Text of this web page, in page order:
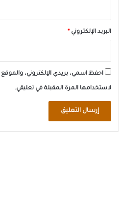
البريد الإلكتروني*
احفظ اسمي، بريدي الإلكتروني،
لاستخدامها المرة المقبلة في تعليقي.